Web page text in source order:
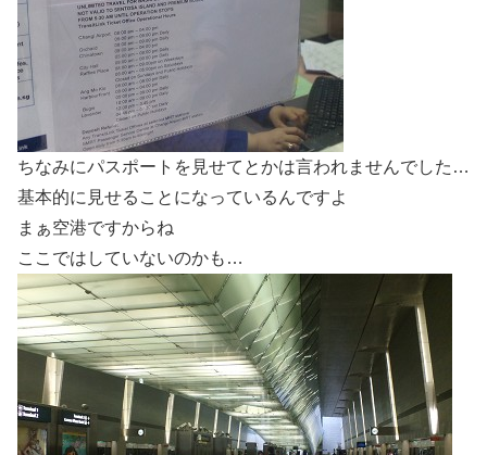
ちなみにパスポートを見せてとかは言われませんでした…
基本的に見せることになっているんですよ
まぁ空港ですからね
ここではしていないのかも…